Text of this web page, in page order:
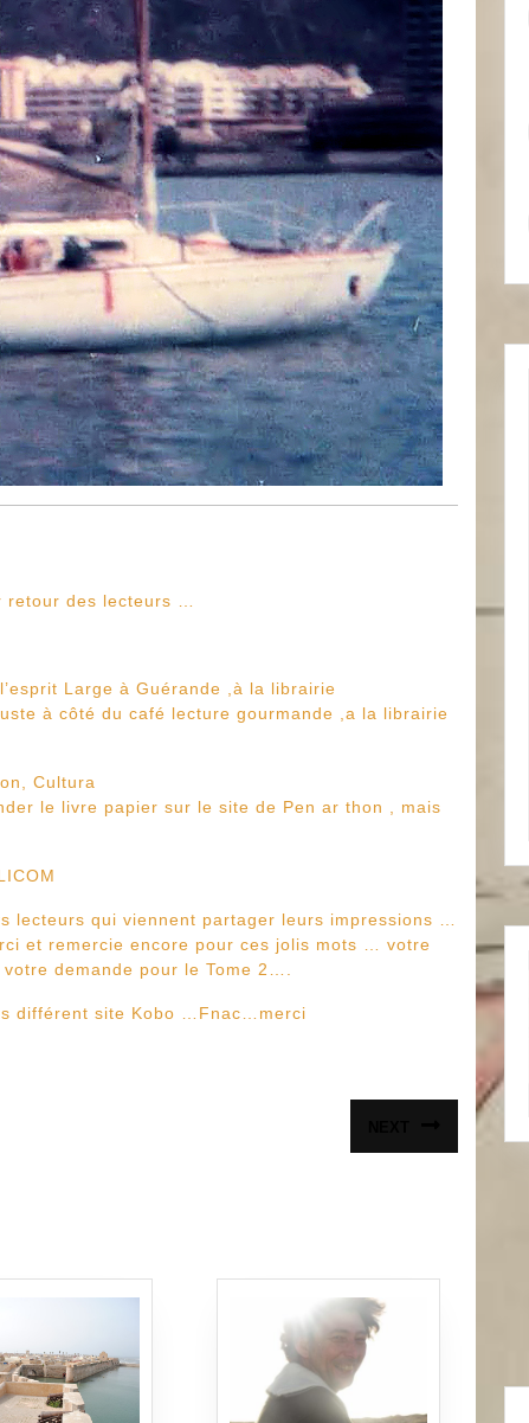
retour des lecteurs …
Large à Guérande ,à la librairie
à côté du café lecture gourmande ,a la librairie
Cultura
le livre papier sur le site de Pen ar thon , mais
lecteurs qui viennent partager leurs impressions …
et remercie encore pour ces jolis mots … votre
demande pour le Tome 2….
différent site Kobo …Fnac…merci
suivant